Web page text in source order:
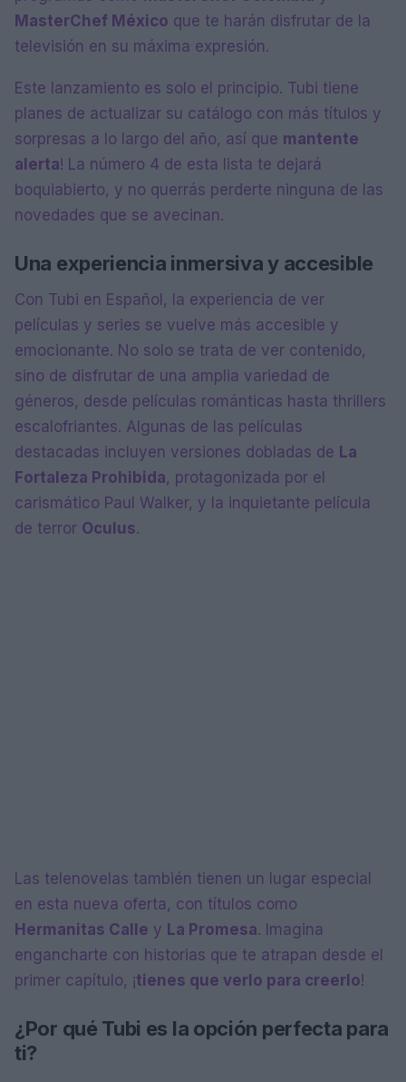
MasterChef México que te harán disfrutar de la
televisión en su máxima expresión.
Este lanzamiento es solo el principio. Tubi tiene
planes de actualizar su catálogo con más títulos y
sorpresas a lo largo del año, así que mantente
alerta! La número 4 de esta lista te dejará
boquiabierto, y no querrás perderte ninguna de las
novedades que se avecinan.
Una experiencia inmersiva y accesible
Con Tubi en Español, la experiencia de ver
películas y series se vuelve más accesible y
emocionante. No solo se trata de ver contenido,
sino de disfrutar de una amplia variedad de
géneros, desde películas románticas hasta thrillers
escalofriantes. Algunas de las películas
destacadas incluyen versiones dobladas de La
Fortaleza Prohibida, protagonizada por el
carismático Paul Walker, y la inquietante película
de terror Oculus.
Las telenovelas también tienen un lugar especial
en esta nueva oferta, con títulos como
Hermanitas Calle y La Promesa. Imagina
engancharte con historias que te atrapan desde el
primer capítulo, ¡tienes que verlo para creerlo!
¿Por qué Tubi es la opción perfecta para
ti?